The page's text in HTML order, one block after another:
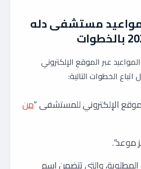
مواعيد مستشفى دله
عبر الموقع الإلكتروني
الخطوات التالية:
الإلكتروني للمستشفى “من
موعد”.
المطلوبة، والتي تتضمن اسم